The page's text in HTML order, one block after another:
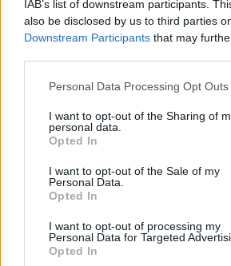
IAB’s list of downstream participants.
also be disclosed by us to third parties
Downstream Participants that may
Personal Data Processing Opt Outs
I want to opt-out of the Sharing of
personal data.
Opted In
I want to opt-out of the Sale of my
Personal Data.
Opted In
I want to opt-out of processing my
Personal Data for Targeted
Opted In
Apie ankstyvą
Kalėdoms prabilęs Stano:
„Kiekvienais metais
juokiamės iš N. Bunkės“
Krepšininkas Edvinas
Namai papuošti, eglė įjungta